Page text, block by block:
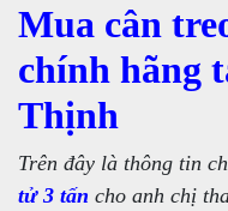
Mua cân
chính hãng
Thịnh
Trên đây là thông tin
tử 3 tấn cho anh chị